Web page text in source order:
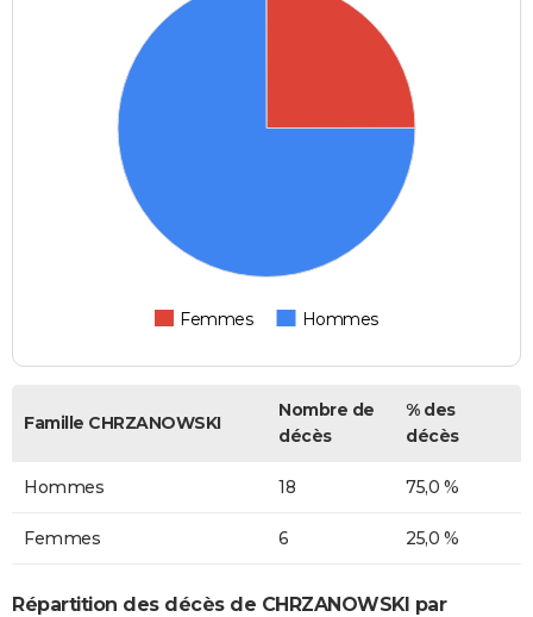
Femmes Hommes
Famille CHRZANOWSKI
Nombre de
décès
% des
décès
Hommes 18 75,0 %
Femmes 6 25,0 %
Répartition des décès de CHRZANOWSKI par